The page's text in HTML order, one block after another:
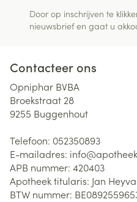
Door op inschrijven te
nieuwsbrief en gaat u
Contacteer ons
Opniphar BVBA
Broekstraat 28
9255 Buggenhout
Telefoon: 052350893
E-mailadres: info@
APB nummer: 420403
Apotheek titularis: Jan
BTW nummer: